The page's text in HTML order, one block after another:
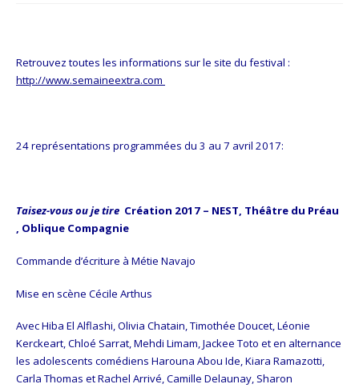
Retrouvez toutes les informations sur le site du festival :
http://www.semaineextra.com
24 représentations programmées du 3 au 7 avril 2017:
Taisez-vous ou je tire Création 2017 – NEST, Théâtre du Préau
, Oblique Compagnie
Commande d’écriture à Métie Navajo
Mise en scène Cécile Arthus
Avec Hiba El Alflashi, Olivia Chatain, Timothée Doucet, Léonie
Kerckeart, Chloé Sarrat, Mehdi Limam, Jackee Toto et en alternance
les adolescents comédiens Harouna Abou Ide, Kiara Ramazotti,
Carla Thomas et Rachel Arrivé, Camille Delaunay, Sharon